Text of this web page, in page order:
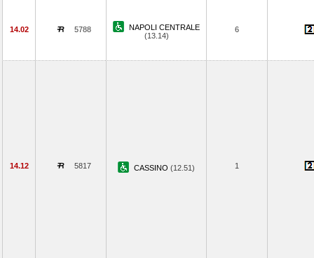
14.02 5788
NAPOLI CENTRALE
(13.14)
6
14.12 5817 CASSINO (12.51) 1